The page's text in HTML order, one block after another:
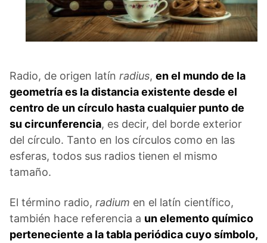
Radio, de origen latín radius, en el mundo de la
geometría es la distancia existente desde el
centro de un círculo hasta cualquier punto de
su circunferencia, es decir, del borde exterior
del círculo. Tanto en los círculos como en las
esferas, todos sus radios tienen el mismo
tamaño.
El término radio, radium en el latín científico,
también hace referencia a un elemento químico
perteneciente a la tabla periódica cuyo símbolo,